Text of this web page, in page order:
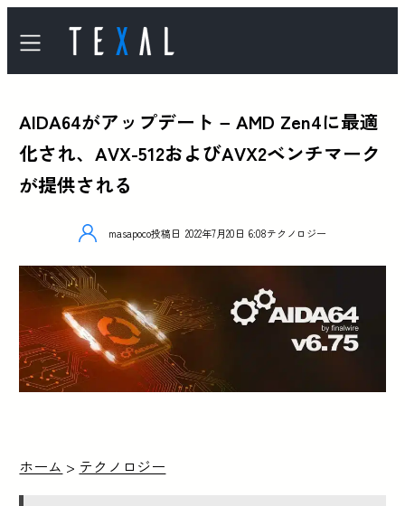
AIDA64がアップデート – AMD Zen4に最適
化され、AVX-512およびAVX2ベンチマーク
が提供される
masapoco投稿日 2022年7月20日 6:08テクノロジー
ホーム > テクノロジー